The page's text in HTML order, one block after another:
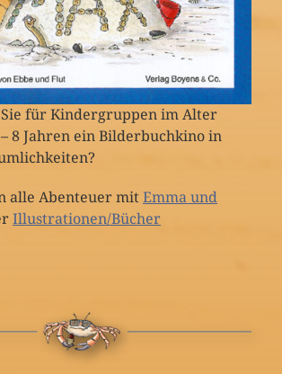
für Kindergruppen im Alter
8 Jahren ein Bilderbuchkino in
alle Abenteuer mitEmma und
Illustrationen/Bücher